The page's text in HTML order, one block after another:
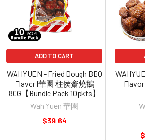
ADD TO CART
WAHYUEN - Fried Dough BBQ
Flavor |華園 柱侯齋燒鵝
80G【Bundle Pack 10pkts】
Wah Yuen 華園
$39.64